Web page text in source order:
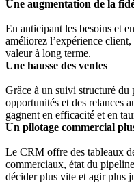
Une augmentation de la
En anticipant les besoins et
améliorez l’expérience
valeur à long terme.
Une hausse des ventes
Grâce à un suivi structuré
opportunités et des relances
gagnent en efficacité et en
Un pilotage commercial
Le CRM offre des tableaux
commerciaux, état du
décider plus vite et agir plus